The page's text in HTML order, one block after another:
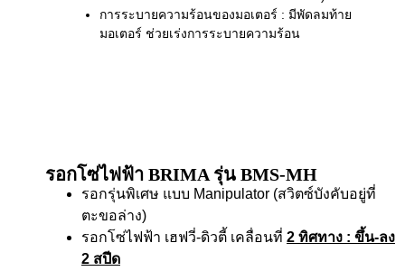
การระบายความร้อนของมอเตอร์ : มีพัดลมท้าย
มอเตอร์ ช่วยเร่งการระบายความร้อน
รอกโซ่ไฟฟ้า BRIMA รุ่น BMS-MH
รอกรุ่นพิเศษ แบบ Manipulator (สวิตซ์บังคับอยู่ที่
ตะขอล่าง)
รอกโซ่ไฟฟ้า เฮฟวี่-ดิวตี้ เคลื่อนที่ 2 ทิศทาง : ขึ้น-ลง
2 สปีด